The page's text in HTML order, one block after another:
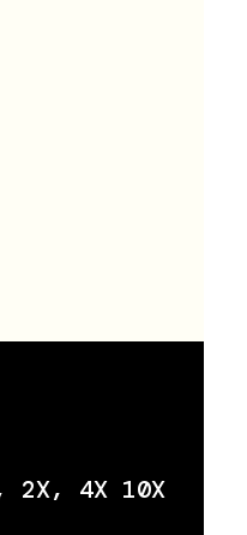
2X, 4X 10X